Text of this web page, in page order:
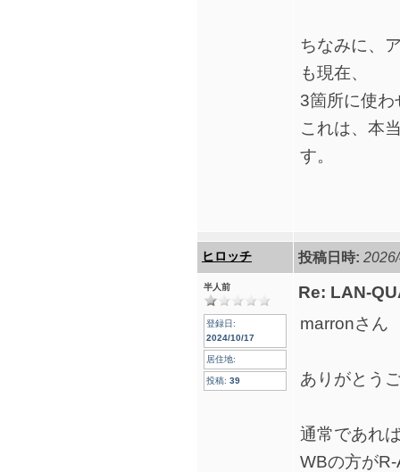
ちなみに、
も現在、
3箇所に使
これは、本
す。
ヒロッチ 投稿日時:
半人前
登録日:
2024/10/17
居住地:
投稿: 39
Re: LAN-
marronさん
ありがとう
通常であれ
WBの方が